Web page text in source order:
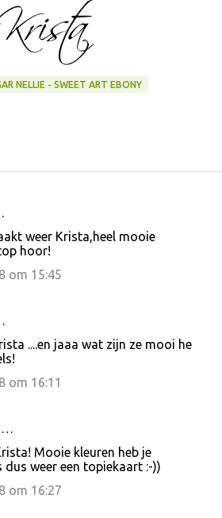
NELLIE - SWEET ART EBONY
weer Krista,heel mooie
hoor!
om 15:45
....en jaaa wat zijn ze mooi he
om 16:11
Mooie kleuren heb je
dus weer een topiekaart :-))
om 16:27